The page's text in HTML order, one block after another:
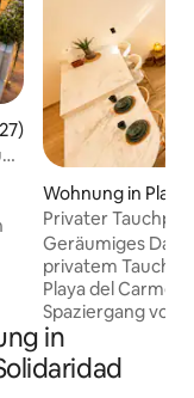
Wohnung in
Privater
vom Strand und
entfernt
Geräumiges
privatem
Playa del
Spaziergang vom
Avenue, Cafés,
Geschäften
um alles zu
in